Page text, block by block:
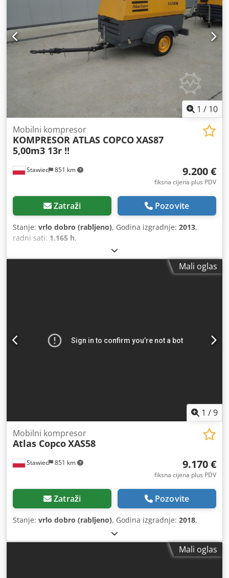
1 / 10
Stawiec 851 km
Mobilni kompresor
KOMPRESOR ATLAS COPCOXAS87
5,00m3 13r !!
9.200 €
fiksna cijena plus PDV
Zatraži Pozovite
Stanje: vrlo dobro (rabljeno), Godina izgradnje: 2013,
radni sati: 1.165 h,
Mali oglas
1 /9
Stawiec 851 km
Mobilni kompresor
Atlas CopcoXAS58
9.170 €
fiksna cijena plus PDV
Zatraži Pozovite
Stanje: vrlo dobro (rabljeno), Godina izgradnje: 2018,
Mali oglas